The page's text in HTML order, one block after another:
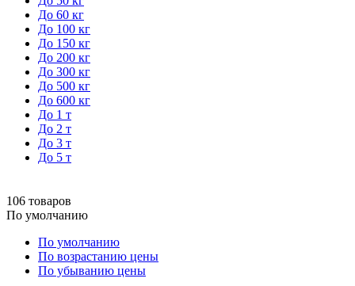
До 60 кг
До 100 кг
До 150 кг
До 200 кг
До 300 кг
До 500 кг
До 600 кг
До 1 т
До 2 т
До 3 т
До 5 т
106 товаров
По умолчанию
По умолчанию
По возрастанию цены
По убыванию цены